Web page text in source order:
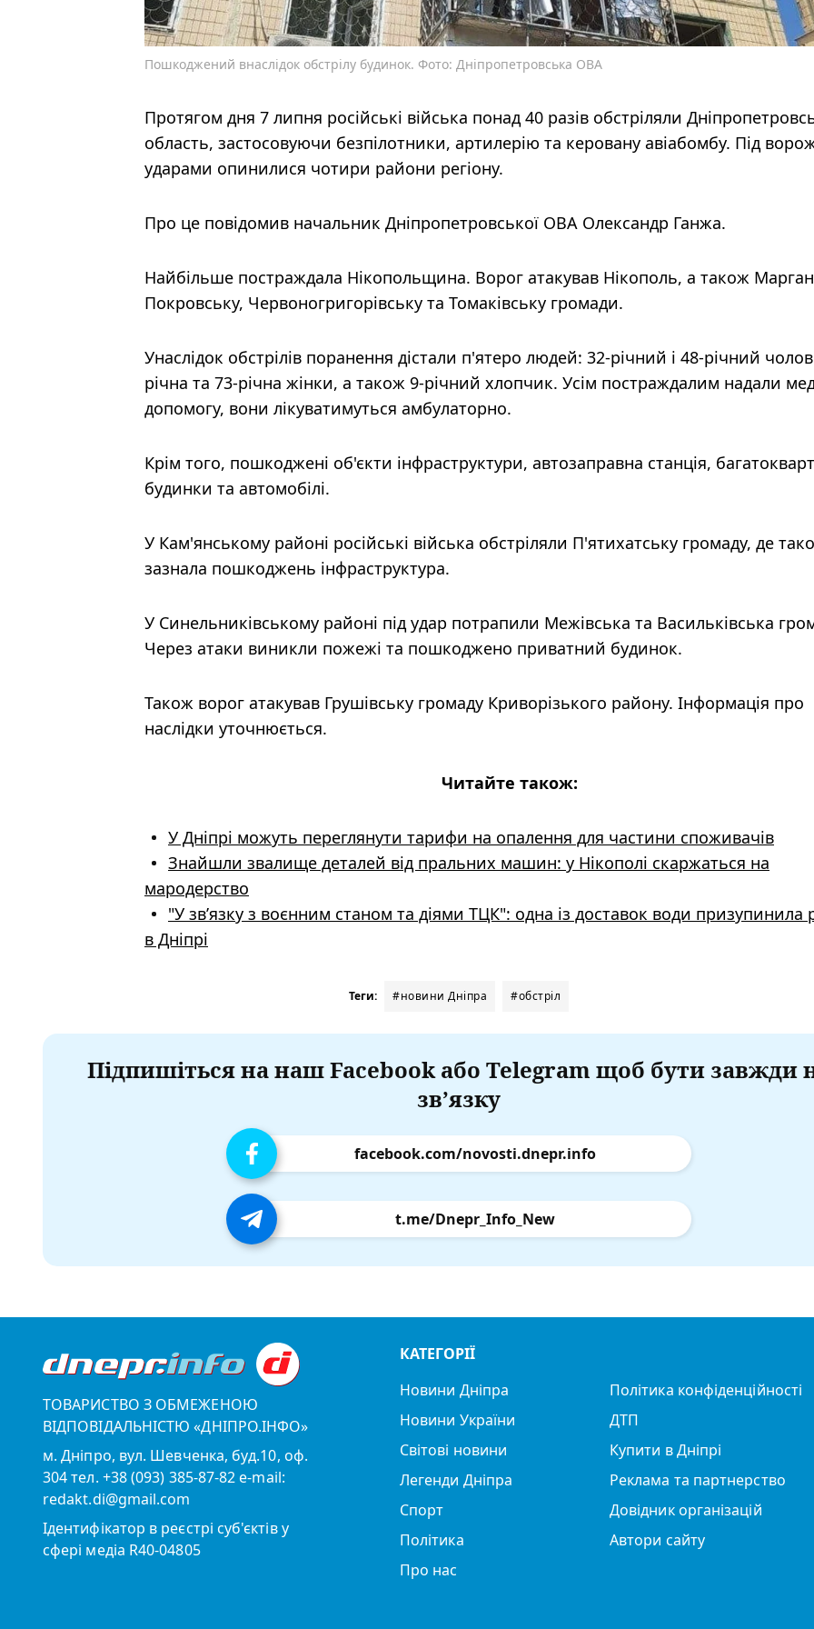
Пошкоджений внаслідок обстрілу будинок. Фото: Дніпропетровська ОВА
Протягом дня 7 липня російські війська понад 40 разів обстріляли
область, застосовуючи безпілотники, артилерію та керовану авіабомбу. Під
ударами опинилися чотири райони регіону.
Про це повідомив начальник Дніпропетровської ОВА Олександр Ганжа.
Найбільше постраждала Нікопольщина. Ворог атакував Нікополь, а також
Покровську, Червоногригорівську та Томаківську громади.
Унаслідок обстрілів поранення дістали п'ятеро людей: 32-річний і 48-річний
річна та 73-річна жінки, а також 9-річний хлопчик. Усім постраждалим надали
допомогу, вони лікуватимуться амбулаторно.
Крім того, пошкоджені об'єкти інфраструктури, автозаправна станція,
будинки та автомобілі.
У Кам'янському районі російські війська обстріляли П'ятихатську громаду, де
зазнала пошкоджень інфраструктура.
У Синельниківському районі під удар потрапили Межівська та Васильківська
Через атаки виникли пожежі та пошкоджено приватний будинок.
Також ворог атакував Грушівську громаду Криворізького району. Інформація про
наслідки уточнюється.
Читайте також:
У Дніпрі можуть переглянути тарифи на опалення для частини споживачів
Знайшли звалище деталей від пральних машин: у Нікополі скаржаться на
мародерство
"У зв’язку з воєнним станом та діями ТЦК": одна із доставок води призупинила
в Дніпрі
Теги: #новини Дніпра #обстріл
Підпишіться на наш Facebook або Telegram щоб бути завжди
зв’язку
facebook.com/novosti.dnepr.info
t.me/Dnepr_Info_New
ТОВАРИСТВО З ОБМЕЖЕНОЮ
ВІДПОВІДАЛЬНІСТЮ «ДНІПРО.ІНФО»
м. Дніпро, вул. Шевченка, буд.10, оф.
304 тел. +38 (093) 385-87-82 e-mail:
redakt.di@gmail.com
Ідентифікатор в реєстрі суб'єктів у
сфері медіа R40-04805
КАТЕГОРІЇ
Новини Дніпра
Новини України
Світові новини
Легенди Дніпра
Спорт
Політика
Про нас
Політика конфіденційності
ДТП
Купити в Дніпрі
Реклама та партнерство
Довідник організацій
Автори сайту